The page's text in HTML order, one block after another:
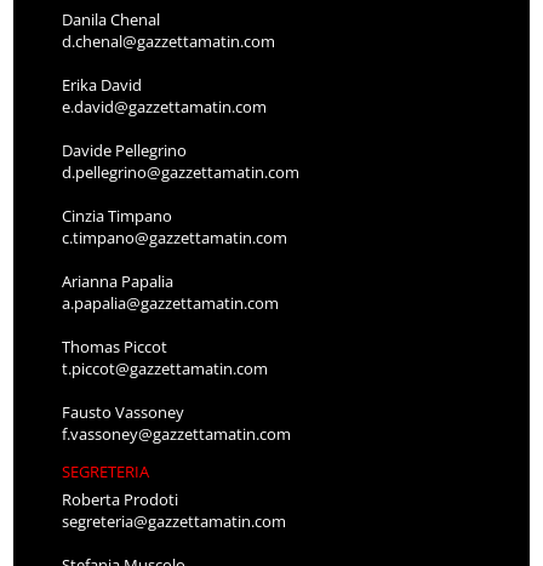
Danila Chenal
d.chenal@gazzettamatin.com
Erika David
e.david@gazzettamatin.com
Davide Pellegrino
d.pellegrino@gazzettamatin.com
Cinzia Timpano
c.timpano@gazzettamatin.com
Arianna Papalia
a.papalia@gazzettamatin.com
Thomas Piccot
t.piccot@gazzettamatin.com
Fausto Vassoney
f.vassoney@gazzettamatin.com
SEGRETERIA
Roberta Prodoti
segreteria@gazzettamatin.com